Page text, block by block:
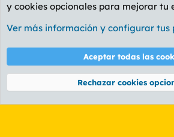
Etiquetas
Cookies
PL OLDSTYLE AMARILLO
Términos y reglas Política
Community platform by XenForo® © 2010-2026
y cookies opcionales para mejorar tu
Ver más información y configurar tus
Aceptar todas las
Rechazar cookies